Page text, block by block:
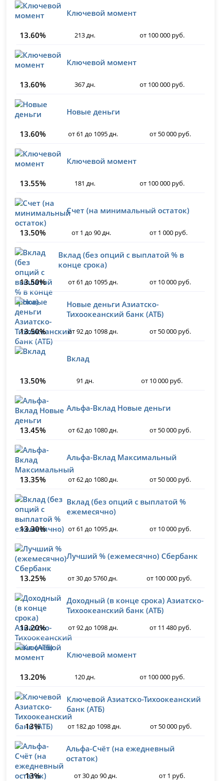
Ключевой момент
13.60% 213 дн. от 100 000 руб.
Ключевой момент
13.60% 367 дн. от 100 000 руб.
Новые деньги
13.60% от 61 до 1095 дн. от 50 000 руб.
Ключевой момент
13.55% 181 дн. от 100 000 руб.
Счет (на минимальный остаток)
13.50% от 1 до 90 дн. от 1 000 руб.
Вклад (без опций с выплатой % в
конце срока)
13.50%
от 61 до 1095 дн. от 10 000 руб.
Новые деньги Азиатско-
Тихоокеанский банк (АТБ)
13.50%
от 92 до 1098 дн. от 50 000 руб.
Вклад
13.50% 91 дн. от 10 000 руб.
Альфа-Вклад Новые деньги
13.45% от 62 до 1080 дн. от 50 000 руб.
Альфа-Вклад Максимальный
13.35% от 62 до 1080 дн. от 50 000 руб.
Вклад (без опций с выплатой %
ежемесячно)
13.30%
от 61 до 1095 дн. от 10 000 руб.
Лучший % (ежемесячно) Сбербанк
13.25% от 30 до 5760 дн. от 100 000 руб.
Доходный (в конце срока) Азиатско-
Тихоокеанский банк (АТБ)
13.20%
от 92 до 1098 дн. от 11 480 руб.
Ключевой момент
13.20% 120 дн. от 100 000 руб.
Ключевой Азиатско-Тихоокеанский
банк (АТБ)
13%
от 182 до 1098 дн. от 50 000 руб.
Альфа-Счёт (на ежедневный
остаток)
13%
от 30 до 90 дн. от 1 руб.